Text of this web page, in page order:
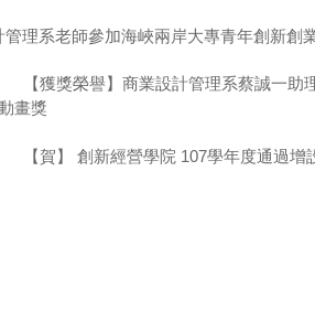
管理系老師參加海峽兩岸大專青年創新創
【獲獎榮譽】商業設計管理系蔡誠一
畫獎
【賀】 創新經營學院 107學年度通過增